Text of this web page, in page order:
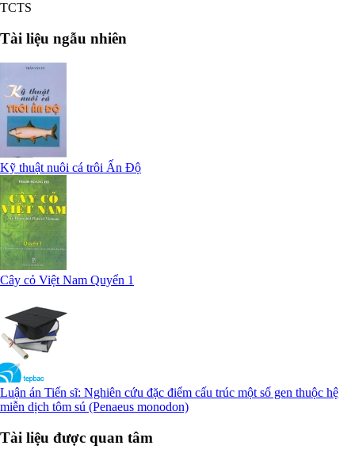
TCTS
Tài liệu ngẫu nhiên
Kỹ thuật nuôi cá trôi Ấn Độ
Cây cỏ Việt Nam Quyển 1
Luận án Tiến sĩ: Nghiên cứu đặc điểm cấu trúc một số gen thuộc hệ
miễn dịch tôm sú (Penaeus monodon)
Tài liệu được quan tâm